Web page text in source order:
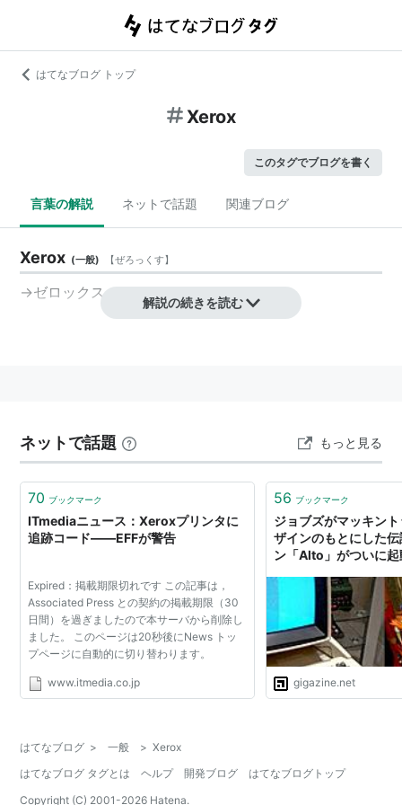
はてなブログ トップ
Xerox
このタグでブログを書く
言葉の解説 ネットで話題 関連ブログ
Xerox (一般) 【ぜろっくす】
→ゼロックス
解説の続きを読む
ネットで話題 もっと見る
70 ブックマーク
ITmediaニュース：Xeroxプリンタに
追跡コード――EFFが警告
Expired：掲載期限切れです この記事は，
Associated Press との契約の掲載期限（30
日間）を過ぎましたので本サーバから削除し
ました。 このページは20秒後にNews トッ
プページに自動的に切り替わります。
www.itmedia.co.jp
56 ブックマーク
ジョブズがマッキン
ザインのもとにした
ン「Alto」がついに
gigazine.net
はてなブログ > 一般 > Xerox
はてなブログ タグとは
ヘルプ 開発ブログ
はてなブログトップ
Copyright (C) 2001-2026 Hatena.